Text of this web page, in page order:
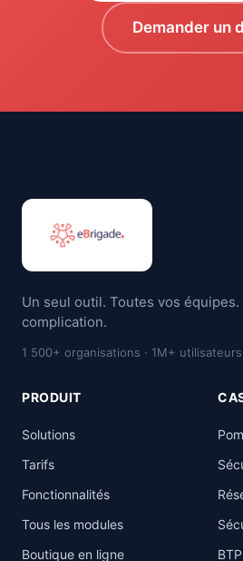
Demander un
Un seul outil. Toutes vos équipes.
complication.
1 500+ organisations · 1M+
PRODUIT
Solutions
Tarifs
Fonctionnalités
Tous les modules
Boutique en ligne